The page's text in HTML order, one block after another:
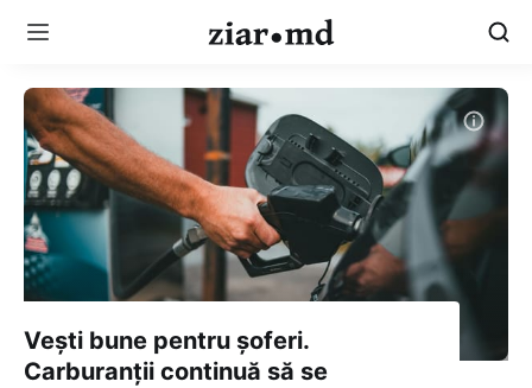
Vești bune pentru șoferi.
Carburanții continuă să se